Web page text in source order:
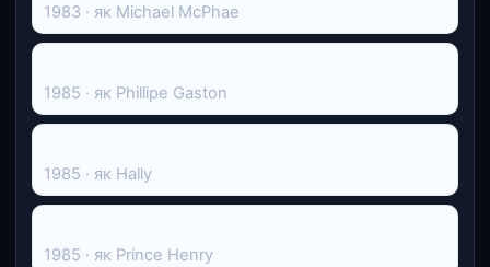
1983 · як Michael McPhae
1985 · як Phillipe Gaston
1985 · як Hally
1985 · як Prince Henry